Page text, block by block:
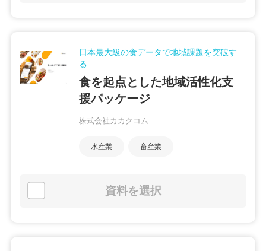
日本最大級の食データで地域課題を突破す
る
食を起点とした地域活性化支
援パッケージ
株式会社カカクコム
水産業 畜産業
資料を選択